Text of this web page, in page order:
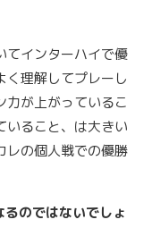
てインターハイで優
く理解してプレーし
力が上がっているこ
いること、は大きい
レの個人戦での優勝
のではないでしょ